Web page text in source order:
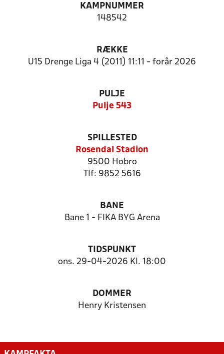
KAMPNUMMER
148542
RÆKKE
U15 Drenge Liga 4 (2011) 11:11 - forår 2026
PULJE
Pulje 543
SPILLESTED
Rosendal Stadion
9500 Hobro
Tlf: 9852 5616
BANE
Bane 1 - FIKA BYG Arena
TIDSPUNKT
ons. 29-04-2026 Kl. 18:00
DOMMER
Henry Kristensen